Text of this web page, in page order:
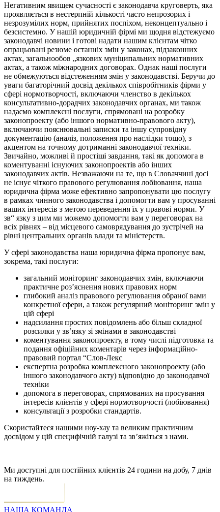
Негативним явищем сучасності є законодавча круговерть, яка
проявляється в нестерпній кількості часто непрозорих і
незрозумілих норм, прийнятих поспіхом, неконцептуально і
безсистемно. У нашій юридичній фірмі ми щодня відстежуємо
законодавчі новини і готові надати нашим клієнтам чітко
опрацьовані резюме останніх змін у законах, підзаконних
актах, загальнообов „язкових муніципальних нормативних
актах, а також міжнародних договорах. Однак наші послуги
не обмежуються відстеженням змін у законодавстві. Беручи до
уваги багаторічний досвід декількох співробітників фірми у
сфері нормотворчості, включаючи членство в декількох
консультативно-дорадчих законодавчих органах, ми також
надаємо комплексні послуги, спрямовані на розробку
законопроекту (або іншого нормативно-правового акту),
включаючи пояснювальні записки та іншу супровідну
документацію (аналіз, положення про наслідки тощо), з
акцентом на точному дотриманні законодавчої техніки.
Звичайно, можливі й простіші завдання, такі як допомога в
коментуванні існуючих законопроектів або інших
законодавчих актів. Незважаючи на те, що в Словаччині досі
не існує чіткого правового регулювання лобіювання, наша
юридична фірма може ефективно запропонувати цю послугу
в рамках чинного законодавства і допомогти вам у просуванні
ваших інтересів з метою переведення їх у правові норми. У
зв“ язку з цим ми можемо допомогти вам у переговорах на
всіх рівнях – від місцевого самоврядування до зустрічей на
рівні центральних органів влади та міністерств.
У сфері законодавства наша юридична фірма пропонує вам,
зокрема, такі послуги:
загальний моніторинг законодавчих змін, включаючи
практичне роз’яснення нових правових норм
глибокий аналіз правового регулювання обраної вами
конкретної сфери, а також регулярний моніторинг змін у
цій сфері
надсилання простих повідомлень або більш складної
розсилки у зв’язку зі змінами в законодавстві
коментування законопроекту, в тому числі підготовка та
подання офіційних коментарів через інформаційно-
правовий портал “Слов-Лекс
експертна розробка комплексного законопроекту (або
іншого законодавчого акту) відповідно до законодавчої
техніки
допомога в переговорах, спрямованих на просування
інтересів клієнтів у сфері нормотворчості (лобіювання)
консультації з розробки стандартів.
Скористайтеся нашими ноу-хау та великим практичним
досвідом у цій специфічній галузі та зв’яжіться з нами.
Ми доступні для постійних клієнтів 24 години на добу, 7 днів
на тиждень.
НАША КОМАНДА